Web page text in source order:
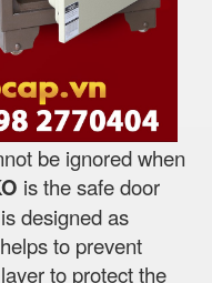
be ignored when
is the safe door
designed as
to prevent
to protect the